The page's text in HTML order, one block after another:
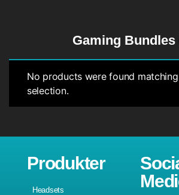
Gaming Bundles
No products were found
selection.
Produkter
Headsets